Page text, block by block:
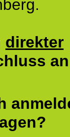
direkter